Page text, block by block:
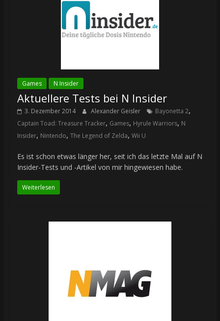
Games N Insider
Aktuellere Tests bei N Insider
3. Dezember 2014 Alexander Geisler Bayonetta 2,
Captain Toad: Treasure Tracker, Games, Hyrule Warriors, N
Insider, Nintendo, The Legend of Zelda, Wii U
Es ist schon etwas länger her, seit ich das letzte Mal auf N
Insider-Tests und -Artikel von mir hingewiesen habe.
Weiterlesen